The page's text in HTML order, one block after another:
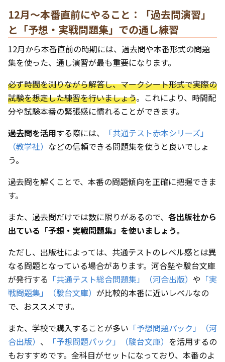
12月〜本番直前にやること：「過去問演習」
と「予想・実戦問題集」での通し練習
12月から本番直前の時期には、過去問や本番形式の問題
集を使った、通し演習が最も重要になります。
必ず時間を測りながら解答し、マークシート形式で実際の
試験を想定した練習を行いましょう。これにより、時間配
分や試験本番の緊張感に慣れることができます。
過去問を活用する際には、
「共通テスト赤本シリーズ」
（教学社） などの信頼できる問題集を使うと良いでしょ
う。
過去問を解くことで、本番の問題傾向を正確に把握できま
す。
また、過去問だけでは数に限りがあるので、 各出版社から
出ている「予想・実戦問題集」を使いましょう。
ただし、出版社によっては、共通テストのレベル感とは異
なる問題となっている場合があります。河合塾や駿台文庫
が発行する 「共通テスト総合問題集」（河合出版） や 「実
戦問題集」（駿台文庫） が比較的本番に近いレベルなの
で、おススメです。
また、学校で購入することが多い 「予想問題パック」（河
合出版） 、 「予想問題パック」（駿台文庫） を活用するの
もおすすめです。全科目がセットになっており、本番のよ